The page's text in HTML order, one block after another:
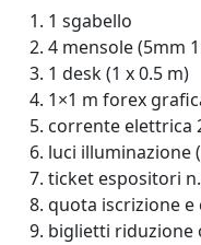
1 sgabello
4 mensole (5mm
1 desk (1 x 0.5 m)
1×1 m forex
corrente elettrica
luci illuminazione
ticket espositori
quota iscrizione e
biglietti riduzione